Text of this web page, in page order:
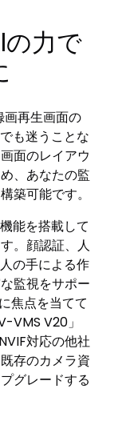
力で
再生画面の
も迷うことな
面のレイアウ
、あなたの監
築可能です。
能を搭載して
。顔認証、人
の手による作
監視をサポー
焦点を当てて
VMS V20」
対応の他社
存のカメラ資
グレードする